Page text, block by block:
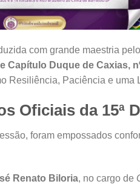
com grande maestria pelo
Capítulo Duque de Caxias,
Resiliência, Paciência e uma
Oficiais da 15ª
foram empossados
Renato Biloria, no cargo de